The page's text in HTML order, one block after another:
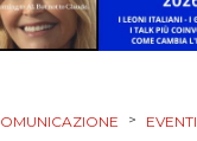
> EVENTI